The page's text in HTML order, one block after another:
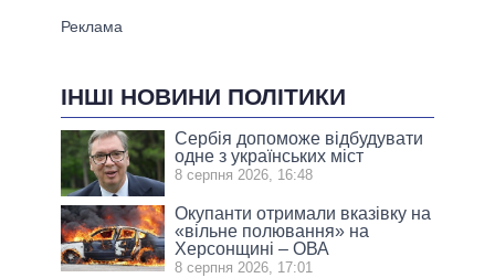
ІНШІ НОВИНИ ПОЛІТИКИ
Сербія допоможе відбудувати
одне з українських міст
8 серпня 2026, 16:48
Окупанти отримали вказівку на
«вільне полювання» на
Херсонщині – ОВА
8 серпня 2026, 17:01